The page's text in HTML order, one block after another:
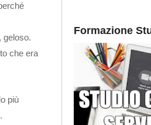
geloso.
che era
più
Formazione